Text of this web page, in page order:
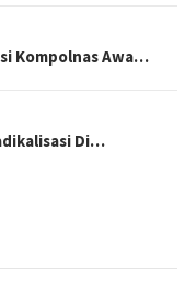
Kompolnas Awa…
Di…